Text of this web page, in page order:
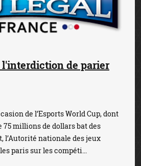
l'interdiction de parier
de l’Esports World Cup, dont
75 millions de dollars bat des
l’Autorité nationale des jeux
paris sur les compéti...